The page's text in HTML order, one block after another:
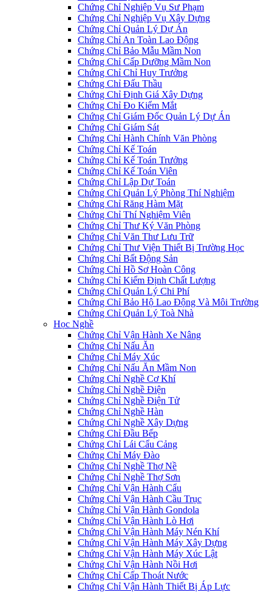
Chứng Chỉ Nghiệp Vụ Sư Phạm
Chứng Chỉ Nghiệp Vụ Xây Dựng
Chứng Chỉ Quản Lý Dự Án
Chứng Chỉ An Toàn Lao Động
Chứng Chỉ Bảo Mẫu Mầm Non
Chứng Chỉ Cấp Dưỡng Mầm Non
Chứng Chỉ Chỉ Huy Trưởng
Chứng Chỉ Đấu Thầu
Chứng Chỉ Định Giá Xây Dựng
Chứng Chỉ Đo Kiểm Mắt
Chứng Chỉ Giám Đốc Quản Lý Dự Án
Chứng Chỉ Giám Sát
Chứng Chỉ Hành Chính Văn Phòng
Chứng Chỉ Kế Toán
Chứng Chỉ Kế Toán Trưởng
Chứng Chỉ Kế Toán Viên
Chứng Chỉ Lập Dự Toán
Chứng Chỉ Quản Lý Phòng Thí Nghiệm
Chứng Chỉ Răng Hàm Mặt
Chứng Chỉ Thí Nghiệm Viên
Chứng Chỉ Thư Ký Văn Phòng
Chứng Chỉ Văn Thư Lưu Trữ
Chứng Chỉ Thư Viện Thiết Bị Trường Học
Chứng Chỉ Bất Động Sản
Chứng Chỉ Hồ Sơ Hoàn Công
Chứng Chỉ Kiểm Định Chất Lượng
Chứng Chỉ Quản Lý Chi Phí
Chứng Chỉ Bảo Hộ Lao Động Và Môi Trường
Chứng Chỉ Quản Lý Toà Nhà
Học Nghề
Chứng Chỉ Vận Hành Xe Nâng
Chứng Chỉ Nấu Ăn
Chứng Chỉ Máy Xúc
Chứng Chỉ Nấu Ăn Mầm Non
Chứng Chỉ Nghề Cơ Khí
Chứng Chỉ Nghề Điện
Chứng Chỉ Nghề Điện Tử
Chứng Chỉ Nghề Hàn
Chứng Chỉ Nghề Xây Dựng
Chứng Chỉ Đầu Bếp
Chứng Chỉ Lái Cẩu Cảng
Chứng Chỉ Máy Đào
Chứng Chỉ Nghề Thợ Nề
Chứng Chỉ Nghề Thợ Sơn
Chứng Chỉ Vận Hành Cẩu
Chứng Chỉ Vận Hành Cầu Trục
Chứng Chỉ Vận Hành Gondola
Chứng Chỉ Vận Hành Lò Hơi
Chứng Chỉ Vận Hành Máy Nén Khí
Chứng Chỉ Vận Hành Máy Xây Dựng
Chứng Chỉ Vận Hành Máy Xúc Lật
Chứng Chỉ Vận Hành Nồi Hơi
Chứng Chỉ Cấp Thoát Nước
Chứng Chỉ Vận Hành Thiết Bị Áp Lực